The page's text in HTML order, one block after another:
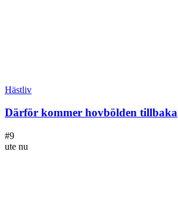
Hästliv
Därför kommer hovbölden tillbaka
#9
ute nu